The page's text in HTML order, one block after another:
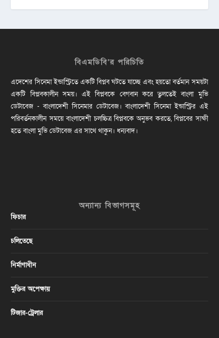
বিএমডিবি’র পরিচিতি
এদেশের সিনেমা ইন্ডাস্ট্রিতে একটি বিপ্লব ঘটতে যাচ্ছে এবং হয়তো বর্তমান সময়টা
একটি বিপ্লবকালীন সময়। এই বিপ্লবকে বেগবান করে তুলতেই বাংলা মুভি
ডেটাবেজ - বাংলাদেশী সিনেমার ডেটাবেজ। বাংলাদেশী সিনেমা ইন্ডাস্ট্রির এই
পরিবর্তনকালীন সময়ে বাংলাদেশী চলচ্চিত্র বিপ্লবকে অনুভব করতে, বিপ্লবের সাক্ষী
হতে বাংলা মুভি ডেটাবেজ এর সাথে থাকুন। ধন্যবাদ।
অন্যান্য বিভাগসমূহ
ফিচার
চলিতেছে
নির্মাণাধীন
মুক্তির অপেক্ষায়
টিজার-ট্রেলার